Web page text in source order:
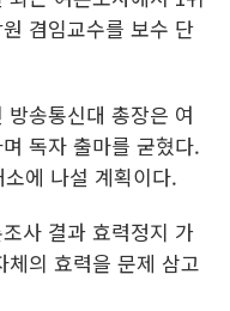
겸임교수를 보수 단
송통신대 총장은 여
독자 출마를 굳혔다.
에 나설 계획이다.
사 결과 효력정지 가
의 효력을 문제 삼고